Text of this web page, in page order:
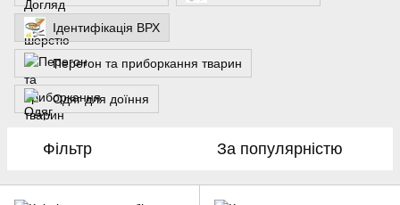
Ідентифікація ВРХ
Перегон та приборкання тварин
Одяг для доїння
Фільтр За популярністю